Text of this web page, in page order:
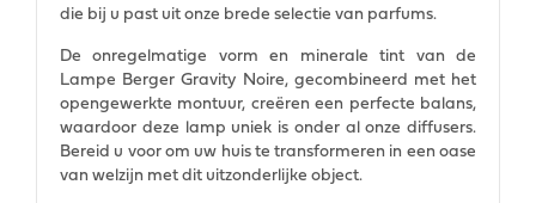
die bij u past uit onze brede selectie van parfums.
De onregelmatige vorm en minerale tint van de
Lampe Berger Gravity Noire, gecombineerd met het
opengewerkte montuur, creëren een perfecte balans,
waardoor deze lamp uniek is onder al onze diffusers.
Bereid u voor om uw huis te transformeren in een oase
van welzijn met dit uitzonderlijke object.